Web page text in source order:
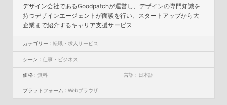
デザイン会社であるGoodpatchが運営し、デザインの専門知識を
持つデザインエージェントが面談を行い、スタートアップから大
企業まで紹介するキャリア支援サービス
カテゴリー :転職・求人サービス
シーン :仕事・ビジネス
価格 :無料 言語 : 日本語
プラットフォーム :Webブラウザ